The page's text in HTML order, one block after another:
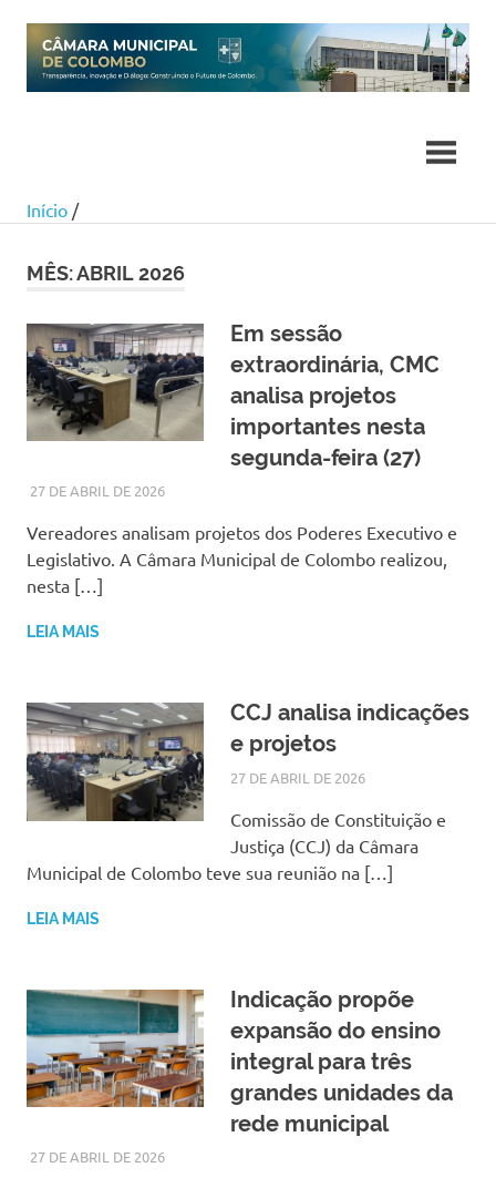
content
Início /
MÊS:ABRIL 2026
Em sessão
extraordinária, CMC
analisa projetos
importantes nesta
segunda-feira (27)
27 DE ABRIL DE 2026SILMARA
NOTÍCIAS
Vereadores analisam projetos dos Poderes Executivo e
Legislativo. A Câmara Municipal de Colombo realizou,
nesta […]
LEIA MAIS
CCJ analisa indicações
e projetos
27 DE ABRIL DE 2026
Comissão de Constituição e
Justiça (CCJ) da Câmara
Municipal de Colombo teve sua reunião na […]
LEIA MAIS
Indicação propõe
expansão do ensino
integral para três
grandes unidades da
rede municipal
27 DE ABRIL DE 2026LARISSA TURKO
NOTÍCIAS